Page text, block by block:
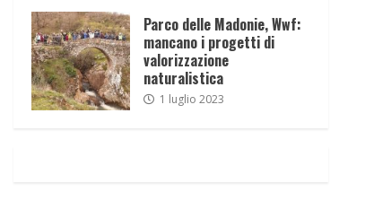
Parco delle Madonie, Wwf:
mancano i progetti di
valorizzazione
naturalistica
1 luglio 2023